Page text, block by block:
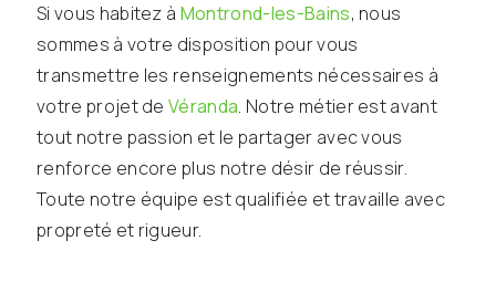
Si vous habitez à Montrond-les-Bains, nous
sommes à votre disposition pour vous
transmettre les renseignements nécessaires à
votre projet deVéranda. Notre métier est avant
tout notre passion et le partager avec vous
renforce encore plus notre désir de réussir.
Toute notre équipe est qualifiée et travaille avec
propreté et rigueur.